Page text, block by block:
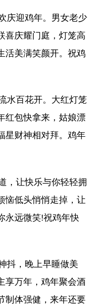
庆迎鸡年。男女老少
喜庆耀门庭，灯笼高
活美满笑颜开。祝鸡
水百花开。大红灯笼
红包快拿来，姑娘漂
星财神相对拜。鸡年
，让快乐与你轻轻拥
恼低头悄悄走掉，让
永远微笑!祝鸡年快
抖，晚上早睡做美
享万年，鸡年聚会酒
制体强健，来年还要